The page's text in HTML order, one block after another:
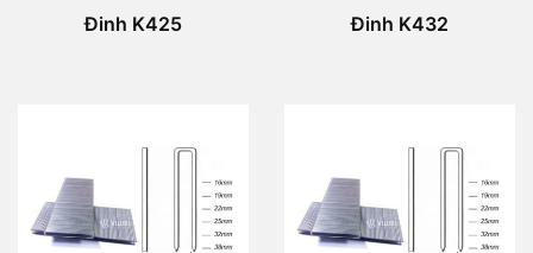
Đinh K425 Đinh K432